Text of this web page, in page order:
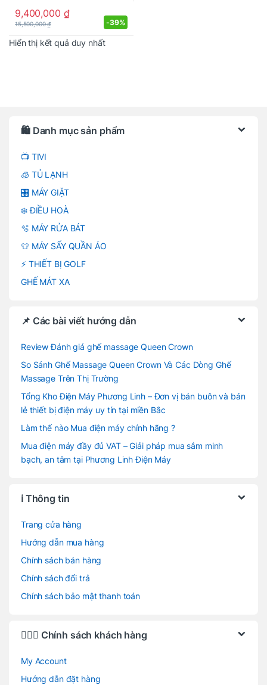
9,400,000 ₫
15,500,000₫ -39%
Hiển thị kết quả duy nhất
🛍️ Danh mục sản phẩm
📺 TIVI
🧊 TỦ LẠNH
🎛️ MÁY GIẶT
❄️ ĐIỀU HOÀ
🫧 MÁY RỬA BÁT
👕 MÁY SẤY QUẦN ÁO
⚡ THIẾT BỊ GOLF
GHẾ MÁT XA
📌 Các bài viết hướng dẫn
Review Đánh giá ghế massage Queen Crown
So Sánh Ghế Massage Queen Crown Và Các Dòng Ghế
Massage Trên Thị Trường
Tổng Kho Điện Máy Phương Linh – Đơn vị bán buôn và bán
lẻ thiết bị điện máy uy tín tại miền Bắc
Làm thế nào Mua điện máy chính hãng ?
Mua điện máy đầy đủ VAT – Giải pháp mua sắm minh
bạch, an tâm tại Phương Linh Điện Máy
ℹ️ Thông tin
Trang cửa hàng
Hướng dẫn mua hàng
Chính sách bán hàng
Chính sách đổi trả
Chính sách bảo mật thanh toán
🙋🏻‍♂️ Chính sách khách hàng
My Account
Hướng dẫn đặt hàng